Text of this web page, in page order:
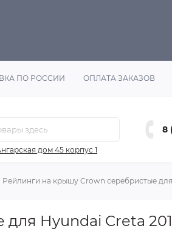
ПО РОССИИ ОПЛАТА ЗАКАЗОВ
дом 45 корпус 1
8
Рейлинги на крышу Crown серебристые
Hyundai Creta